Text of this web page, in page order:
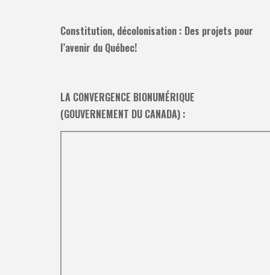
Constitution, décolonisation : Des projets pour
l’avenir du Québec!
LA CONVERGENCE BIONUMÉRIQUE
(GOUVERNEMENT DU CANADA) :